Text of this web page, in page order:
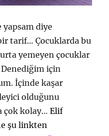
yapsam diye
tarif… Çocuklarda bu
yemeyen çocuklar
için
İçinde kaşar
olduğunu
çok kolay…Elif
şu linkten